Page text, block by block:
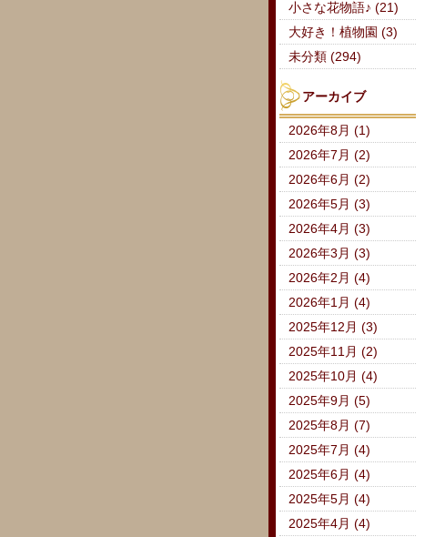
小さな花物語♪ (21)
大好き！植物園 (3)
未分類 (294)
アーカイブ
2026年8月 (1)
2026年7月 (2)
2026年6月 (2)
2026年5月 (3)
2026年4月 (3)
2026年3月 (3)
2026年2月 (4)
2026年1月 (4)
2025年12月 (3)
2025年11月 (2)
2025年10月 (4)
2025年9月 (5)
2025年8月 (7)
2025年7月 (4)
2025年6月 (4)
2025年5月 (4)
2025年4月 (4)